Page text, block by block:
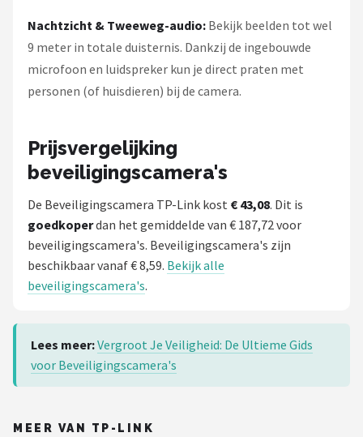
Nachtzicht & Tweeweg-audio: Bekijk beelden tot wel
9 meter in totale duisternis. Dankzij de ingebouwde
microfoon en luidspreker kun je direct praten met
personen (of huisdieren) bij de camera.
Prijsvergelijking
beveiligingscamera's
De Beveiligingscamera TP-Link kost € 43,08. Dit is
goedkoperdan het gemiddelde van € 187,72 voor
beveiligingscamera's. Beveiligingscamera's zijn
beschikbaar vanaf € 8,59. Bekijk alle
beveiligingscamera's.
Lees meer:Vergroot Je Veiligheid: De Ultieme Gids
voor Beveiligingscamera's
MEER VAN TP-LINK